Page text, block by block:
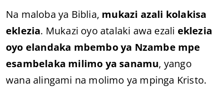
Na maloba ya Biblia, mukazi azali kolakisa
eklezia. Mukazi oyo atalaki awa ezali eklezia
oyo elandaka mbembo ya Nzambe mpe
esambelaka milimo ya sanamu, yango
wana alingami na molimo ya mpinga Kristo.